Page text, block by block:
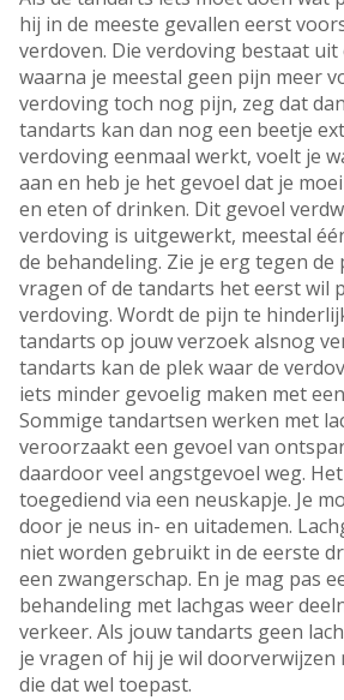
hij in de meeste gevallen eerst
verdoven. Die verdoving bestaat
waarna je meestal geen pijn meer
verdoving toch nog pijn, zeg dat
tandarts kan dan nog een beetje
verdoving eenmaal werkt, voelt je
aan en heb je het gevoel dat je
en eten of drinken. Dit gevoel
verdoving is uitgewerkt, meestal
de behandeling. Zie je erg tegen
vragen of de tandarts het eerst wil
verdoving. Wordt de pijn te
tandarts op jouw verzoek alsnog
tandarts kan de plek waar de
iets minder gevoelig maken met
Sommige tandartsen werken met
veroorzaakt een gevoel van
daardoor veel angstgevoel weg.
toegediend via een neuskapje. Je
door je neus in- en uitademen.
niet worden gebruikt in de eerste
een zwangerschap. En je mag pas
behandeling met lachgas weer
verkeer. Als jouw tandarts geen
je vragen of hij je wil doorverwijzen
die dat wel toepast.